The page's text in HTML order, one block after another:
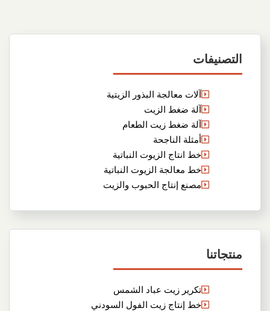
التصنيفات
آلات معالجة البذور الزيتية
آلة ضغط الزيت
آلة ضغط زيت الطعام
أمثلة الناجحة
خط انتاج الزيوت النباتية
خط معالجة الزيوت النباتية
مصنع إنتاج الحبوب والزيت
منتجاتنا
تكرير زيت عباد الشمس
خط إنتاج زيت الفول السودني